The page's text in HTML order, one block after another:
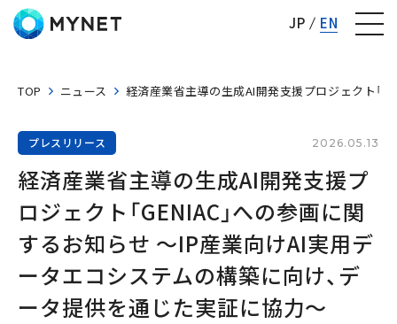
JP EN
TOP ニュース 経済産業省主導の生成AI開発支援プロジェクト「
プレスリリース 2026.05.13
経済産業省主導の生成AI開発支援プ
ロジェクト「GENIAC」への参画に関
するお知らせ 〜IP産業向けAI実用デ
ータエコシステムの構築に向け、デ
ータ提供を通じた実証に協力〜